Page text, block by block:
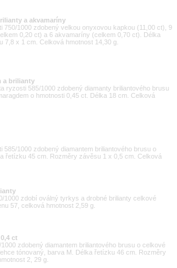
a akvamaríny
750/1000 zdobený velkou onyxovou kapkou (11,00 ct), 9
0,20 ct) a 6 akvamaríny (celkem 0,70 ct). Délka
x 1 cm. Celková hmotnost 14,30 g.
a brilianty
ryzosti 585/1000 zdobený diamanty briliantového brusu
o hmotnosti 0,45 ct. Délka 18 cm. Celková
585/1000 zdobený diamantem briliantového brusu o
řetízku 45 cm. Rozměry závěsu 1 x 0,5 cm. Celková
1000 zdobí oválný tyrkys a drobné brilianty celkové
57, celková hmotnost 2,59 g.
ct
zdobený diamantem briliantového brusu o celkové
tónovaný, barva M. Délka řetízku 46 cm. Rozměry
2, 29 g.